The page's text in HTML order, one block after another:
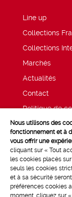
Line up
Collections
Collections
Marchés
Actualités
Contact
Politique de
Mentions
Nous utilisons des
fonctionnement et à
vous offrir une
cliquant sur « Tout
les cookies placés
seuls les cookies
et à sa sécurité
préférences cookies
moment, cliquez sur